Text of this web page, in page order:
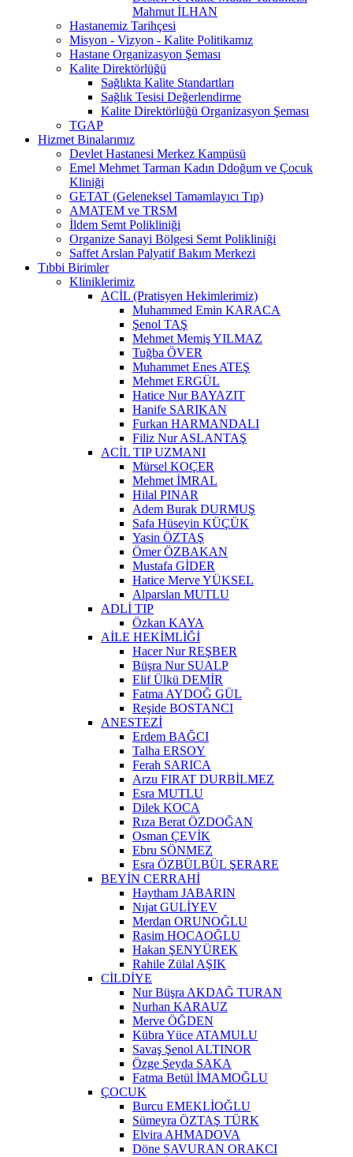
Mahmut İLHAN
Hastanemiz Tarihçesi
Misyon - Vizyon - Kalite Politikamız
Hastane Organizasyon Şeması
Kalite Direktörlüğü
Sağlıkta Kalite Standartları
Sağlık Tesisi Değerlendirme
Kalite Direktörlüğü Organizasyon Şeması
TGAP
Hizmet Binalarımız
Devlet Hastanesi Merkez Kampüsü
Emel Mehmet Tarman Kadın Ddoğum ve Çocuk
Kliniği
GETAT (Geleneksel Tamamlayıcı Tıp)
AMATEM ve TRSM
İldem Semt Polikliniği
Organize Sanayi Bölgesi Semt Polikliniği
Saffet Arslan Palyatif Bakım Merkezi
Tıbbi Birimler
Kliniklerimiz
ACİL (Pratisyen Hekimlerimiz)
Muhammed Emin KARACA
Şenol TAŞ
Mehmet Memiş YILMAZ
Tuğba ÖVER
Muhammet Enes ATEŞ
Mehmet ERGÜL
Hatice Nur BAYAZIT
Hanife SARIKAN
Furkan HARMANDALI
Filiz Nur ASLANTAŞ
ACİL TIP UZMANI
Mürsel KOÇER
Mehmet İMRAL
Hilal PINAR
Adem Burak DURMUŞ
Safa Hüseyin KÜÇÜK
Yasin ÖZTAŞ
Ömer ÖZBAKAN
Mustafa GİDER
Hatice Merve YÜKSEL
Alparslan MUTLU
ADLİ TIP
Özkan KAYA
AİLE HEKİMLİĞİ
Hacer Nur REŞBER
Büşra Nur SUALP
Elif Ülkü DEMİR
Fatma AYDOĞ GÜL
Reşide BOSTANCI
ANESTEZİ
Erdem BAĞCI
Talha ERSOY
Ferah SARICA
Arzu FIRAT DURBİLMEZ
Esra MUTLU
Dilek KOCA
Rıza Berat ÖZDOĞAN
Osman ÇEVİK
Ebru SÖNMEZ
Esra ÖZBÜLBÜL ŞERARE
BEYİN CERRAHİ
Haytham JABARIN
Nıjat GULİYEV
Merdan ORUNOĞLU
Rasim HOCAOĞLU
Hakan ŞENYÜREK
Rahile Zülal AŞIK
CİLDİYE
Nur Büşra AKDAĞ TURAN
Nurhan KARAUZ
Merve ÖĞDEN
Kübra Yüce ATAMULU
Savaş Şenol ALTINOR
Özge Şeyda SAKA
Fatma Betül İMAMOĞLU
ÇOCUK
Burcu EMEKLİOĞLU
Sümeyra ÖZTAŞ TÜRK
Elvira AHMADOVA
Döne SAVURAN ORAKCI